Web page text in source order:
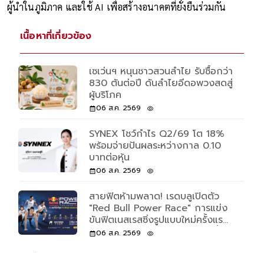
ผู้นำในภูมิภาค และใช้ AI เพื่อสร้างอนาคตที่ยั่งยืนร่วมกัน
เนื้อหาที่เกี่ยวข้อง
เซเว่นฯ หนุนชาวสวนลำไย รับซื้อกว่า
830 ตันต่อปี ดันลำไยอีดอพวงสดสู่
ผู้บริโภค
06 ส.ค. 2569
SYNEX โชว์กำไร Q2/69 โต 18%
พร้อมจ่ายปันผลระหว่างกาล 0.10
บาทต่อหุ้น
06 ส.ค. 2569
สายฟิตห้ามพลาด! เรดบลูเปิดตัว
"Red Bull Power Race" การแข่ง
ขันฟิตเนสเรสซิ่งรูปแบบใหม่ครั้งแรก
ของโลก เปิดรับแค่ 500 คนเท่านั้น
06 ส.ค. 2569